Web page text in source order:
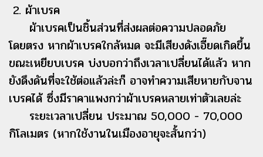
2. ผ้าเบรค
ผ้าเบรคเป็นชิ้นส่วนที่ส่งผลต่อความปลอดภัย
โดยตรง หากผ้าเบรคใกล้หมด จะมีเสียงดังเอี๊ยดเกิดขึ้น
ขณะเหยียบเบรค บ่งบอกว่าถึงเวลาเปลี่ยนได้แล้ว หาก
ยังดึงดันที่จะใช้ต่อแล้วล่ะก็ อาจทำความเสียหายกับจาน
เบรคได้ ซึ่งมีราคาแพงกว่าผ้าเบรคหลายเท่าตัวเลยล่ะ
ระยะเวลาเปลี่ยน ประมาณ 50,000 - 70,000
กิโลเมตร (หากใช้งานในเมืองอายุจะสั้นกว่า)